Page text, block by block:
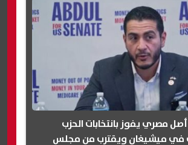
مصري يفوز بانتخابات الحزب
في ميشيغان ويقترب من مجلس